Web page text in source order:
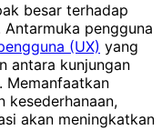
besar terhadap
pengguna
(UX) yang
antara kunjungan
Memanfaatkan
kesederhanaan,
akan meningkatkan